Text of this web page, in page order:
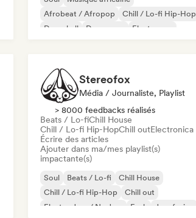
Afrobeat / Afropop
Chill / Lo-fi Hip-Hop
Dancehall
Dance pop
Electropop
Stereofox
Média / Journaliste, Playlist
> 8000 feedbacks réalisés
Beats / Lo-fiChill House
Chill / Lo-fi Hip-HopChill outElectronica
Écrire des articles
Ajouter dans ma/mes playlist(s)
impactante(s)
Soul Beats / Lo-fi
Chill House
Chill / Lo-fi Hip-Hop
Chill out
Electro Jazz / Nu Jazz
Funk Jazz fusion